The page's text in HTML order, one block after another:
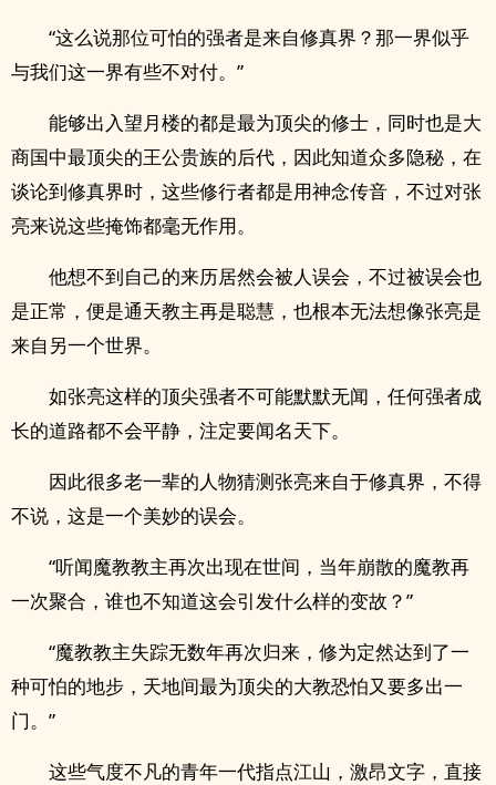
“这么说那位可怕的强者是来自修真界？那一界似乎
与我们这一界有些不对付。”
能够出入望月楼的都是最为顶尖的修士，同时也是大
商国中最顶尖的王公贵族的后代，因此知道众多隐秘，在
谈论到修真界时，这些修行者都是用神念传音，不过对张
亮来说这些掩饰都毫无作用。
他想不到自己的来历居然会被人误会，不过被误会也
是正常，便是通天教主再是聪慧，也根本无法想像张亮是
来自另一个世界。
如张亮这样的顶尖强者不可能默默无闻，任何强者成
长的道路都不会平静，注定要闻名天下。
因此很多老一辈的人物猜测张亮来自于修真界，不得
不说，这是一个美妙的误会。
“听闻魔教教主再次出现在世间，当年崩散的魔教再
一次聚合，谁也不知道这会引发什么样的变故？”
“魔教教主失踪无数年再次归来，修为定然达到了一
种可怕的地步，天地间最为顶尖的大教恐怕又要多出一
门。”
这些气度不凡的青年一代指点江山，激昂文字，直接